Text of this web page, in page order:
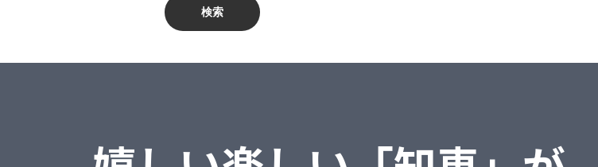
金融業、保険業
生活関連サービス業・娯楽業
就業奉行
検索